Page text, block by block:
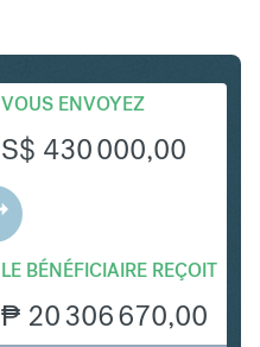
VOUS ENVOYEZ
S$ 430 000,00
LE BÉNÉFICIAIRE REÇOIT
₱ 20 306 670,00